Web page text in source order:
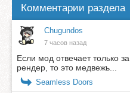
Комментарии раздела
Chugundos
7 часов назад
Если мод отвечает только за
рендер, то это медвежь...
Seamless Doors